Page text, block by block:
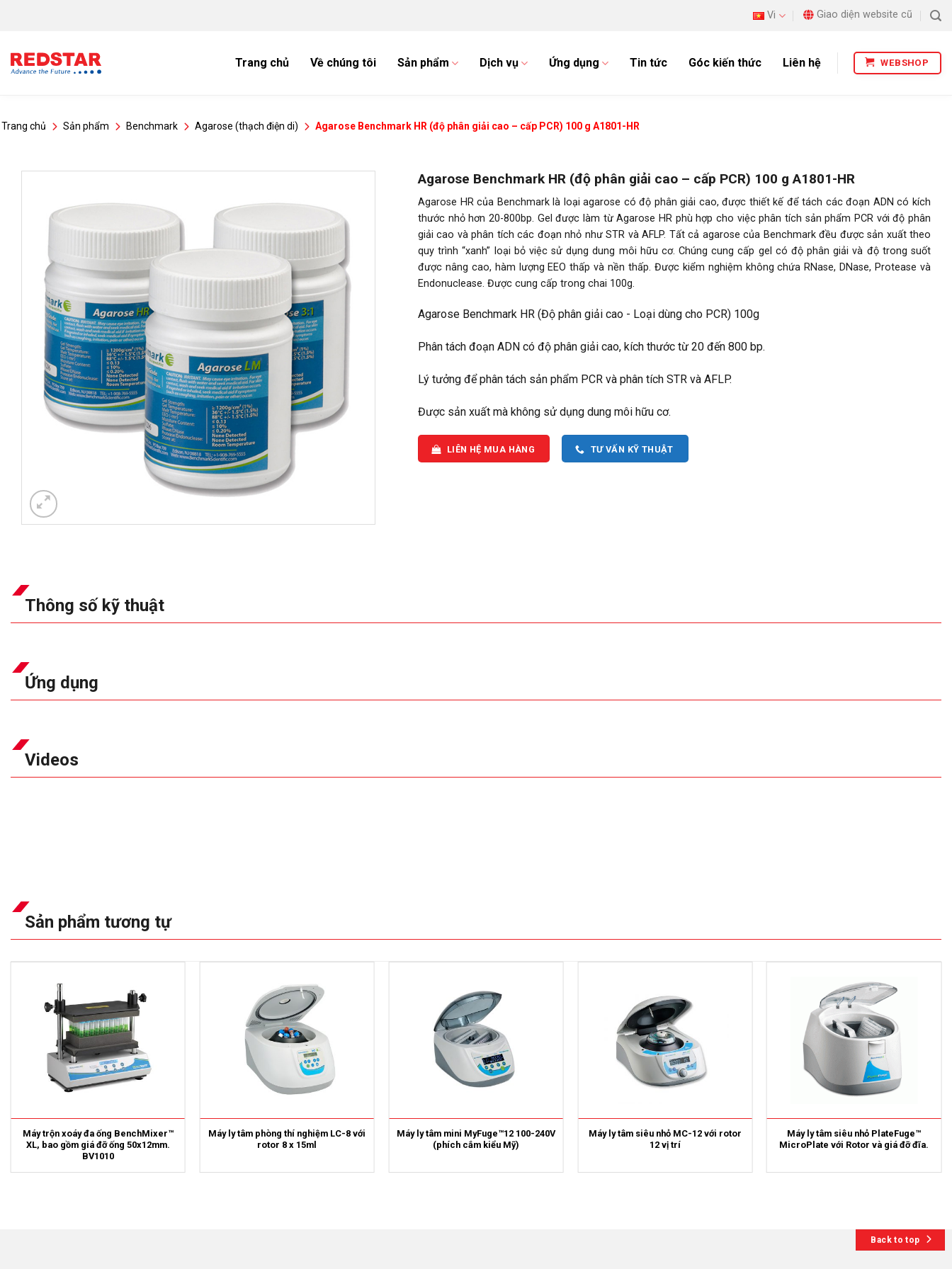
dung
Vi Giao diện website cũ
Trang chủ Về chúng tôi Sản phẩm Dịch vụ Ứng dụng Tin tức Góc kiến thức Liên hệ WEBSHOP
Trang chủ Sản phẩm Benchmark Agarose (thạch điện di) Agarose Benchmark HR (độ phân giải cao – cấp PCR) 100 g A1801-HR
Agarose Benchmark HR (độ phân giải cao – cấp PCR) 100 g A1801-HR
Agarose HR của Benchmark là loại agarose có độ phân giải cao, được thiết kế để tách các đoạn ADN có kích
thước nhỏ hơn 20-800bp. Gel được làm từ Agarose HR phù hợp cho việc phân tích sản phẩm PCR với độ phân
giải cao và phân tích các đoạn nhỏ như STR và AFLP. Tất cả agarose của Benchmark đều được sản xuất theo
quy trình “xanh” loại bỏ việc sử dụng dung môi hữu cơ. Chúng cung cấp gel có độ phân giải và độ trong suốt
được nâng cao, hàm lượng EEO thấp và nền thấp. Được kiểm nghiệm không chứa RNase, DNase, Protease và
Endonuclease. Được cung cấp trong chai 100g.
Agarose Benchmark HR (Độ phân giải cao - Loại dùng cho PCR) 100g
Phân tách đoạn ADN có độ phân giải cao, kích thước từ 20 đến 800 bp.
Lý tưởng để phân tách sản phẩm PCR và phân tích STR và AFLP.
Được sản xuất mà không sử dụng dung môi hữu cơ.
LIÊN HỆ MUA HÀNG TƯ VẤN KỸ THUẬT
Thông số kỹ thuật
Ứng dụng
Videos
Sản phẩm tương tự
Máy trộn xoáy đa ống BenchMixer™
XL, bao gồm giá đỡ ống 50x12mm.
BV1010
Máy ly tâm phòng thí nghiệm LC-8 với
rotor 8 x 15ml
Máy ly tâm mini MyFuge™12 100-240V
(phích cắm kiểu Mỹ)
Máy ly tâm siêu nhỏ MC-12 với rotor
12 vị trí
Máy ly tâm siêu nhỏ PlateFuge™
MicroPlate với Rotor và giá đỡ đĩa.
Back to top